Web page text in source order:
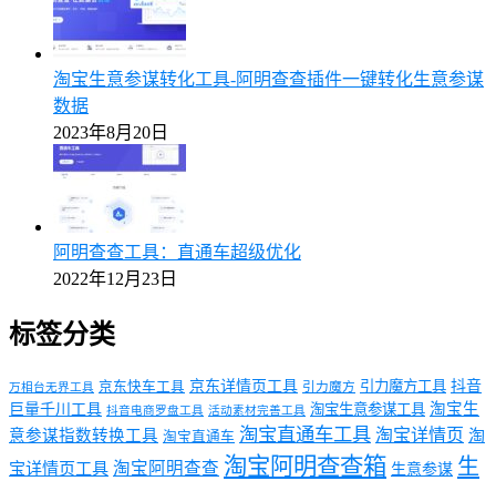
淘宝生意参谋转化工具-阿明查查插件一键转化生意参谋
数据
2023年8月20日
阿明查查工具：直通车超级优化
2022年12月23日
标签分类
万相台无界工具 京东快车工具 京东详情页工具 引力魔方 引力魔方工具 抖音
巨量千川工具 抖音电商罗盘工具 活动素材完善工具 淘宝生意参谋工具 淘宝生
意参谋指数转换工具 淘宝直通车 淘宝直通车工具 淘宝详情页 淘
宝详情页工具 淘宝阿明查查 淘宝阿明查查箱 生意参谋 生